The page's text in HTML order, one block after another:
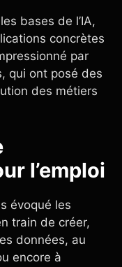
bases de l’IA,
concrètes
par
qui ont posé des
des métiers
l’emploi
évoqué les
train de créer,
données, au
encore à